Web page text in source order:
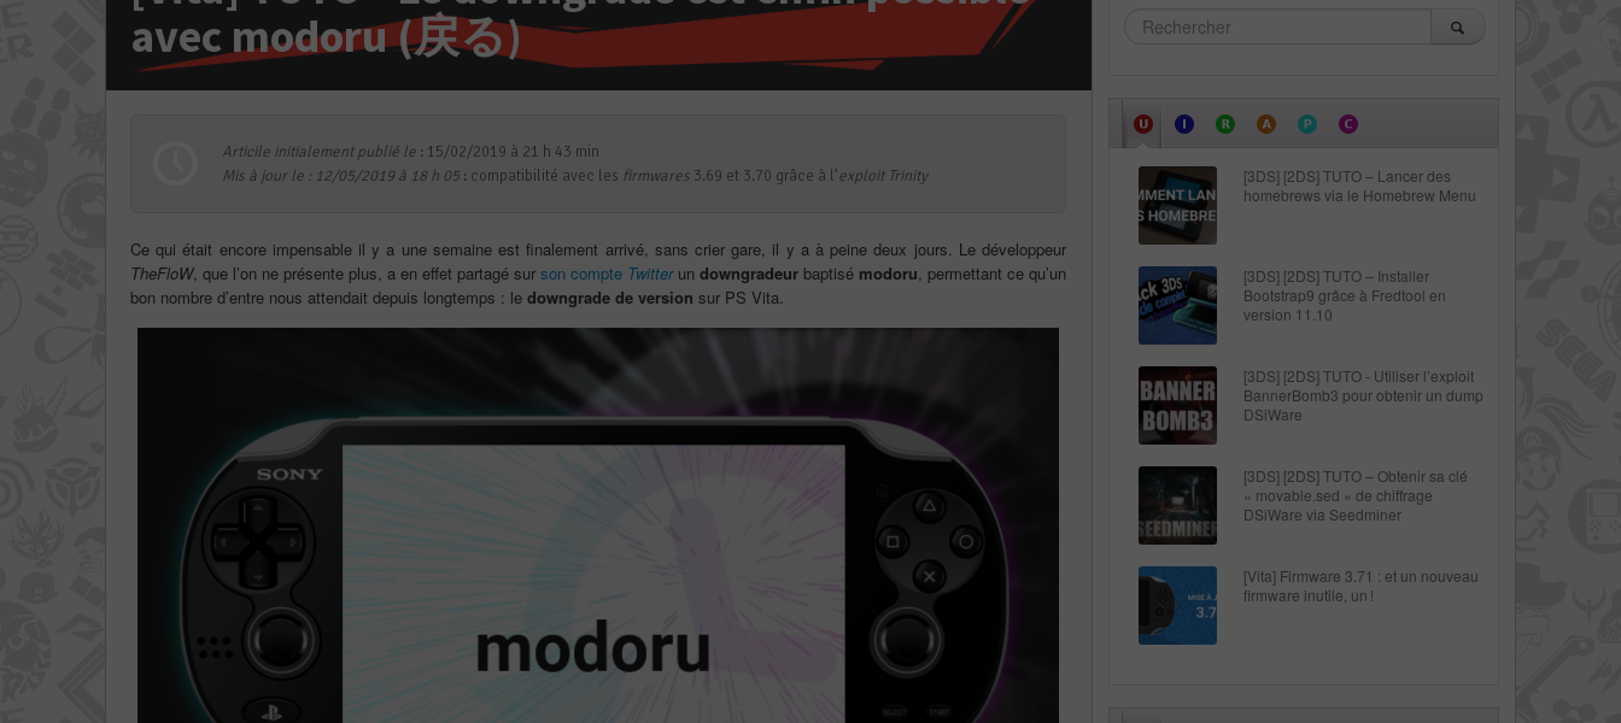
avec modoru (戻る)
Articile initialement publié le : 15/02/2019 à 21 h 43 min
Mis à jour le : 12/05/2019 à 18 h 05 : compatibilité avec les firmwares 3.69 et 3.70 grâce à l’exploit Trinity
Ce qui était encore impensable il y a une semaine est finalement arrivé, sans crier gare, il y a à peine deux jours. Le développeur
TheFloW, que l’on ne présente plus, a en effet partagé sur son compte Twitterun downgradeur baptisé modoru, permettant ce qu’un
bon nombre d’entre nous attendait depuis longtemps : le downgrade de version sur PS Vita.
[3DS] [2DS] TUTO – Lancer des
homebrews via le Homebrew Menu
[3DS] [2DS] TUTO – Installer
Bootstrap9 grâce à Fredtool en
version 11.10
[3DS] [2DS] TUTO - Utiliser l’exploit
BannerBomb3 pour obtenir un dump
DSiWare
[3DS] [2DS] TUTO – Obtenir sa clé
« movable.sed » de chiffrage
DSiWare via Seedminer
[Vita] Firmware 3.71 : et un nouveau
firmware inutile, un !